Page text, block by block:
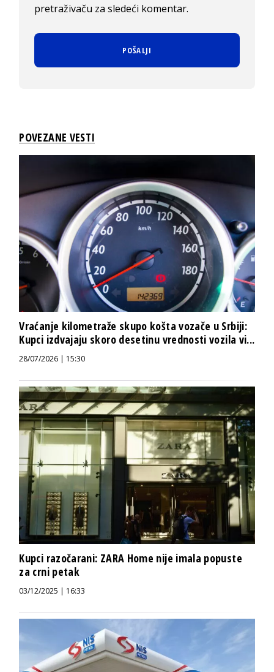
pretraživaču za sledeći komentar.
POVEZANE VESTI
Vraćanje kilometraže skupo košta vozače u Srbiji:
Kupci izdvajaju skoro desetinu vrednosti vozila vi...
28/07/2026 | 15:30
Kupci razočarani: ZARA Home nije imala popuste
za crni petak
03/12/2025 | 16:33